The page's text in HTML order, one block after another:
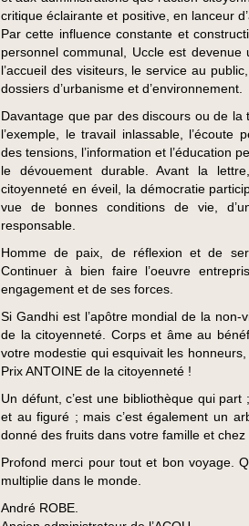
critique éclairante et positive, en lanceur
Par cette influence constante et
personnel communal, Uccle est
l’accueil des visiteurs, le service au
dossiers d’urbanisme et d’environnement.
Davantage que par des discours ou de
l’exemple, le travail inlassable, l’écoute
des tensions, l’information et l’éducation
le dévouement durable. Avant la
citoyenneté en éveil, la démocratie
vue de bonnes conditions de vie,
responsable.
Homme de paix, de réflexion et de
Continuer à bien faire l’oeuvre
engagement et de ses forces.
Si Gandhi est l’apôtre mondial de la
de la citoyenneté. Corps et âme au
votre modestie qui esquivait les
Prix ANTOINE de la citoyenneté !
Un défunt, c’est une bibliothèque qui
et au figuré ; mais c’est également un
donné des fruits dans votre famille et chez
Profond merci pour tout et bon voyage.
multiplie dans le monde.
André ROBE.